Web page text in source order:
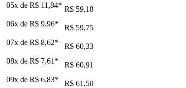
05x de R$ 11,84* R$ 59,18
06x de R$ 9,96*
R$ 59,75
07x de R$ 8,62*
R$ 60,33
08x de R$ 7,61 *
R$ 60,91
09x de R$ 6,83*
R$ 61,50